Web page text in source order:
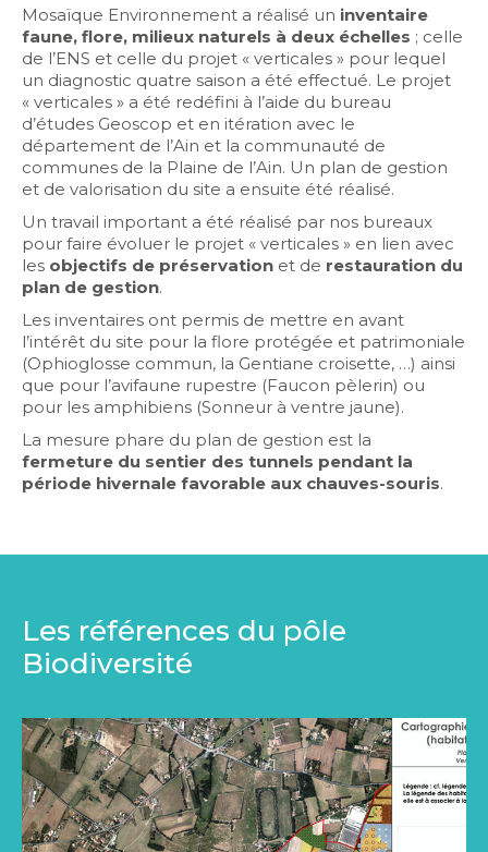
Mosaïque Environnement a réalisé un inventaire
faune, flore, milieux naturels à deux échelles ; celle
de l’ENS et celle du projet « verticales » pour lequel
un diagnostic quatre saison a été effectué. Le projet
« verticales » a été redéfini à l’aide du bureau
d’études Geoscop et en itération avec le
département de l’Ain et la communauté de
communes de la Plaine de l’Ain. Un plan de gestion
et de valorisation du site a ensuite été réalisé.
Un travail important a été réalisé par nos bureaux
pour faire évoluer le projet « verticales » en lien avec
les objectifs de préservation et de restauration du
plan de gestion.
Les inventaires ont permis de mettre en avant
l’intérêt du site pour la flore protégée et patrimoniale
(Ophioglosse commun, la Gentiane croisette, …) ainsi
que pour l’avifaune rupestre (Faucon pèlerin) ou
pour les amphibiens (Sonneur à ventre jaune).
La mesure phare du plan de gestion est la
fermeture du sentier des tunnels pendant la
période hivernale favorable aux chauves-souris.
Les références du pôle
Biodiversité